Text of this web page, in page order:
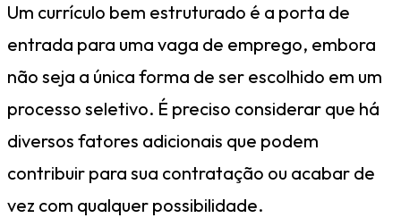
Um currículo bem estruturado é a porta de
entrada para uma vaga de emprego, embora
não seja a única forma de ser escolhido em um
processo seletivo. É preciso considerar que há
diversos fatores adicionais que podem
contribuir para sua contratação ou acabar de
vez com qualquer possibilidade.